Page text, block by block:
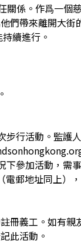
係。作爲一個
們帶來離開大街
續進行。
步行活動。監護
參加活動，需
電郵地址同上）
冊義工。如有親
此活動。